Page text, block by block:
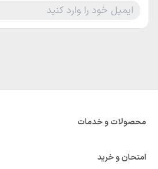
محصولات و خدمات
همه ماژول‌ها
امتحان و خرید